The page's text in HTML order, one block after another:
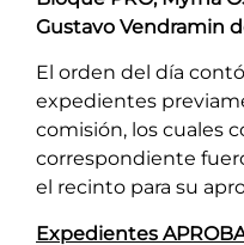
Gustavo Vendramin
El orden del día
expedientes
comisión, los cuales
correspondiente
el recinto para su
Expedientes